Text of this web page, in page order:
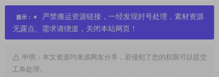
提示：
严禁搬运资源链接，一经发现封号处理，素材资源
无露点、需求请绕道，关闭本站网页！
申明：本文资源均来源网友分享，若侵犯了您的权限可以提交
工单处理。